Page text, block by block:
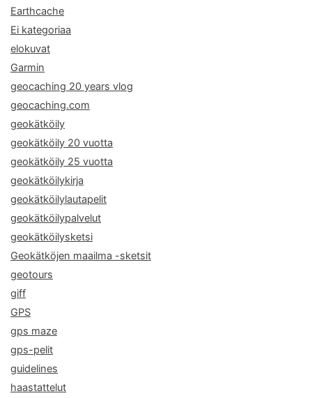
Earthcache
Ei kategoriaa
elokuvat
Garmin
geocaching 20 years vlog
geocaching.com
geokätköily
geokätköily 20 vuotta
geokätköily 25 vuotta
geokätköilykirja
geokätköilylautapelit
geokätköilypalvelut
geokätköilysketsi
Geokätköjen maailma -sketsit
geotours
giff
GPS
gps maze
gps-pelit
guidelines
haastattelut